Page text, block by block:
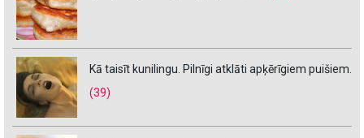
Kā taisīt kunilingu. Pilnīgi atklāti apķērīgiem puišiem.
(39)